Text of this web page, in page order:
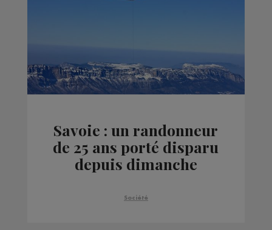
Savoie : un randonneur
de 25 ans porté disparu
depuis dimanche
Société